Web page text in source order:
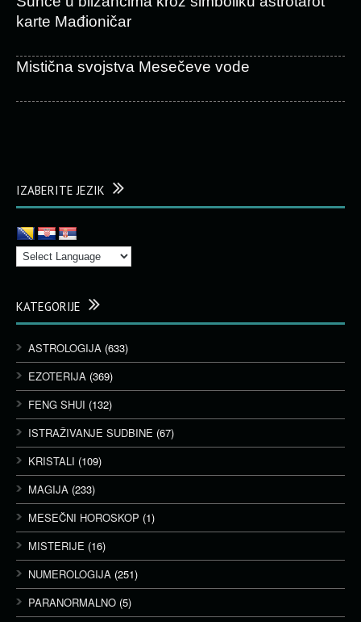
karte Mađioničar
Mistična svojstva Mesečeve vode
IZABERITE JEZIK
KATEGORIJE
ASTROLOGIJA (633)
EZOTERIJA (369)
FENG SHUI (132)
ISTRAŽIVANJE SUDBINE (67)
KRISTALI (109)
MAGIJA (233)
MESEČNI HOROSKOP (1)
MISTERIJE (16)
NUMEROLOGIJA (251)
PARANORMALNO (5)